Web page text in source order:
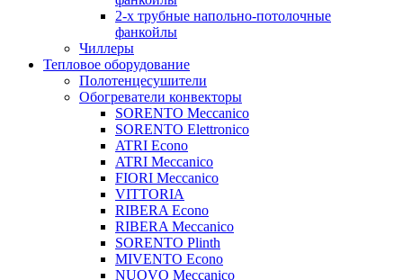
2-х трубные напольно-потолочные
фанкойлы
Чиллеры
Тепловое оборудование
Полотенцесушители
Обогреватели конвекторы
SORENTO Meccanico
SORENTO Elettronico
ATRI Econo
ATRI Meccanico
FIORI Meccanico
VITTORIA
RIBERA Econo
RIBERA Meccanico
SORENTO Plinth
MIVENTO Econo
NUOVO Meccanico